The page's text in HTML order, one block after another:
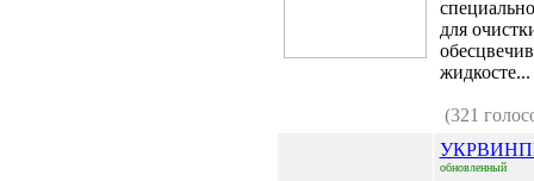
для
жидкосте...
(321
обновленный